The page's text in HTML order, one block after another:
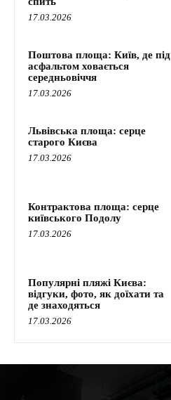
17.03.2026
Поштова площа: Київ, де під
асфальтом ховається
середньовіччя
17.03.2026
Львівська площа: серце
старого Києва
17.03.2026
Контрактова площа: серце
київського Подолу
17.03.2026
Популярні пляжі Києва:
відгуки, фото, як доїхати та
де знаходяться
17.03.2026